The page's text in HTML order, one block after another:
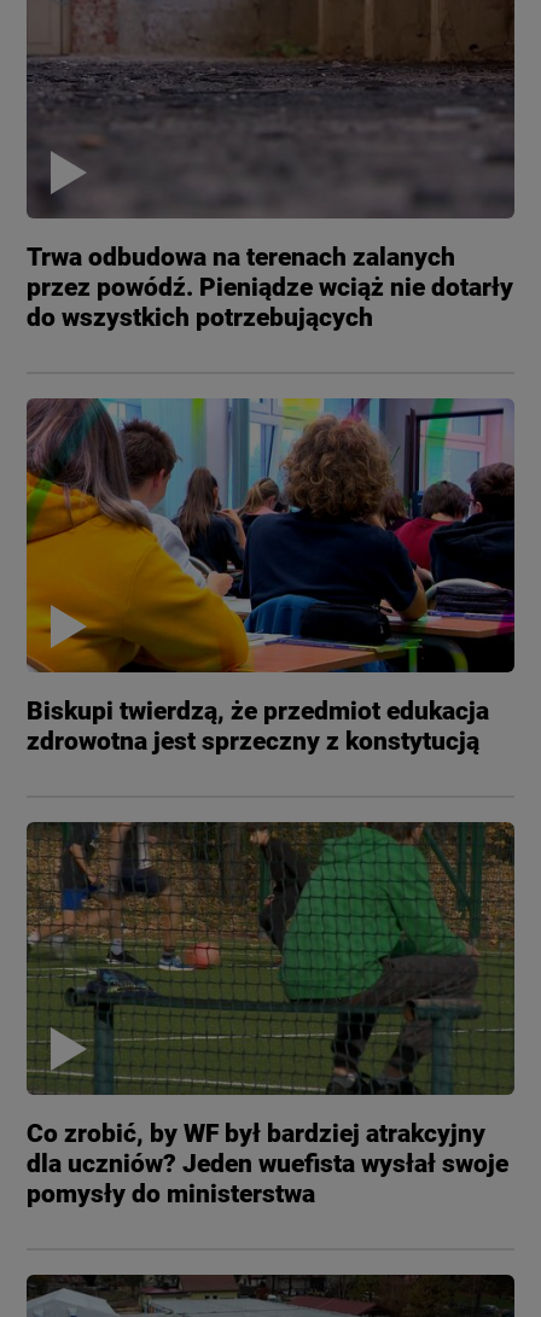
Trwa odbudowa na terenach zalanych
przez powódź. Pieniądze wciąż nie dotarły
do wszystkich potrzebujących
Biskupi twierdzą, że przedmiot edukacja
zdrowotna jest sprzeczny z konstytucją
Co zrobić, by WF był bardziej atrakcyjny
dla uczniów? Jeden wuefista wysłał swoje
pomysły do ministerstwa